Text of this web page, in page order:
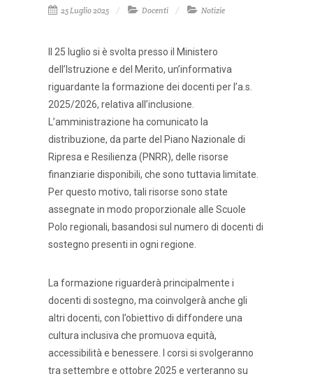
25 Luglio 2025 Docenti Notizie
Il 25 luglio si è svolta presso il Ministero
dell’Istruzione e del Merito, un’informativa
riguardante la formazione dei docenti per l’a.s.
2025/2026, relativa all’inclusione.
L’amministrazione ha comunicato la
distribuzione, da parte del Piano Nazionale di
Ripresa e Resilienza (PNRR), delle risorse
finanziarie disponibili, che sono tuttavia limitate.
Per questo motivo, tali risorse sono state
assegnate in modo proporzionale alle Scuole
Polo regionali, basandosi sul numero di docenti di
sostegno presenti in ogni regione.
La formazione riguarderà principalmente i
docenti di sostegno, ma coinvolgerà anche gli
altri docenti, con l’obiettivo di diffondere una
cultura inclusiva che promuova equità,
accessibilità e benessere. I corsi si svolgeranno
tra settembre e ottobre 2025 e verteranno su